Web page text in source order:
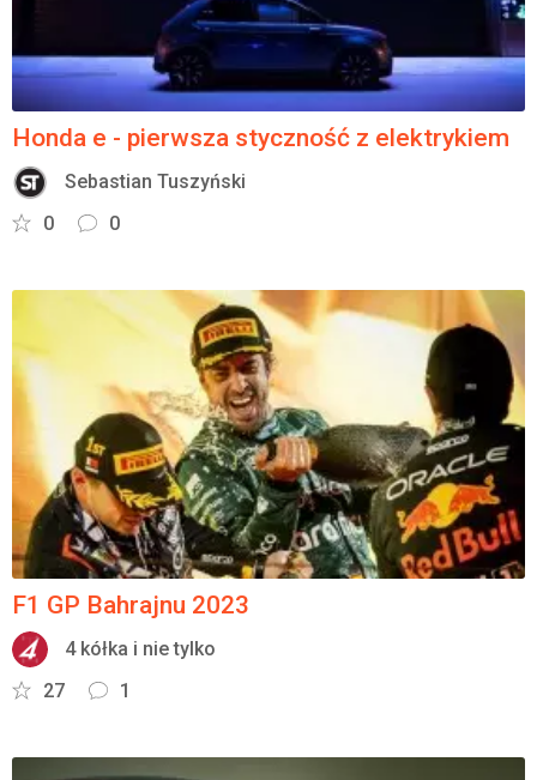
Honda e - pierwsza styczność z elektrykiem
Sebastian Tuszyński
0
0
F1 GP Bahrajnu 2023
4 kółka i nie tylko
27
1